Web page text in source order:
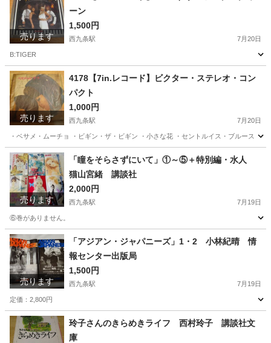
売ります
ーン
1,500円
西九条駅 7月20日
B:TIGER
大阪 大阪市 西九条駅 レコード
売ります
4178【7in.レコード】ビクター・ステレオ・コン
パクト
1,000円
西九条駅 7月20日
・ベサメ・ムーチョ ・ビギン・ザ・ビギン ・小さな花 ・セントルイス・ブルース
大阪 大阪市 西九条駅 その他 ビクター
売ります
「瞳をそらさずにいて」①～⑤＋特別編・水人
猫山宮緒 講談社
2,000円
西九条駅 7月19日
⑥巻がありません。
大阪 大阪市 西九条駅 マンガ、コミック、アニメ
売ります
「アジアン・ジャパニーズ」1・2 小林紀晴 情
報センター出版局
1,500円
西九条駅 7月19日
定価：2,800円
大阪 大阪市 西九条駅 文芸 アジアン
玲子さんのきらめきライフ 西村玲子 講談社文
庫